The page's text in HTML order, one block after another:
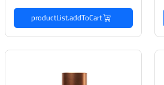
productList.addToCart